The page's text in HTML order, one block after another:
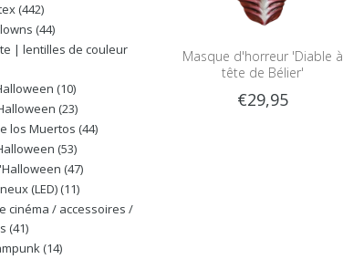
(442)
(44)
| lentilles de couleur
(10)
(23)
los Muertos (44)
(53)
(47)
(LED) (11)
cinéma / accessoires /
(41)
(14)
Masque d'horreur 'Diable à
tête de Bélier'
€29,95